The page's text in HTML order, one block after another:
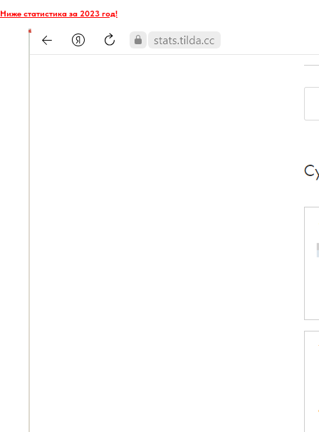
Ниже статистика за 2023 год!